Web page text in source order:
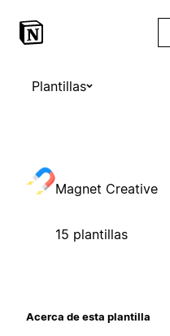
Plantillas
Magnet Creative
15 plantillas
Acerca de esta plantilla